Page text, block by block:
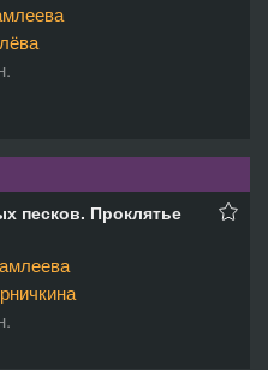
песков. Проклятье